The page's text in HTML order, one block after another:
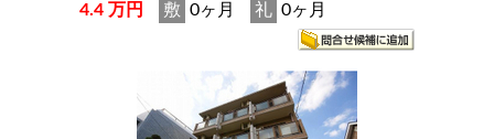
4.4 万円 敷 0ヶ月 礼 0ヶ月